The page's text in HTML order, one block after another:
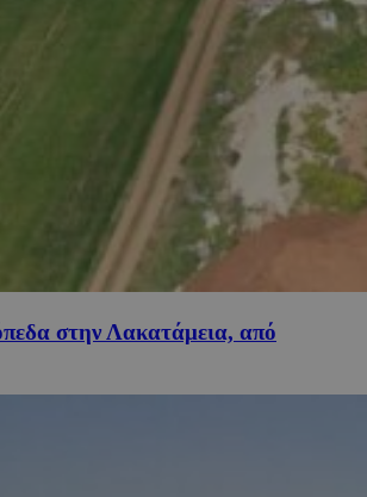
στην Λακατάμεια, από